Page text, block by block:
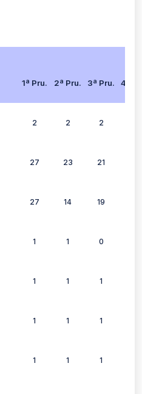
1ª Pru.
2ª Pru. 3ª Pru. 4ª
2 2 2
27 23 21
27 14 19
1 1 0
1 1 1
1 1 1
1 1 1